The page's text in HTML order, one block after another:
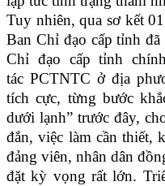
Tuy nhiên, qua sơ kết
Ban Chỉ đạo cấp tỉnh
Chỉ đạo cấp tỉnh
tác PCTNTC ở địa
tích cực, từng bước
dưới lạnh” trước đây,
đắn, việc làm cần thiết,
đảng viên, nhân dân
đặt kỳ vọng rất lớn.